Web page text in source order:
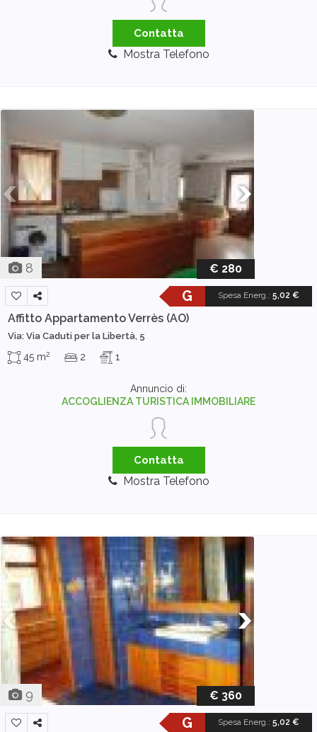
Contatta
Mostra Telefono
8 € 280
Spesa Energ.: 5,02 €
G
Affitto AppartamentoVerrès (AO)
Via: Via Caduti per la Libertà, 5
45 m2 2 1
Annuncio di:
ACCOGLIENZA TURISTICA IMMOBILIARE
Contatta
Mostra Telefono
9 € 360
Spesa Energ.: 5,02 €
G